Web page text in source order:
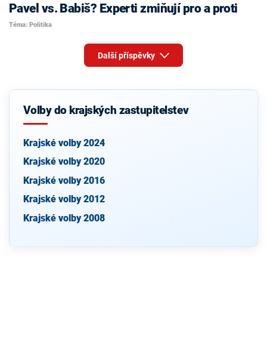
Pavel vs. Babiš? Experti zmiňují pro a proti
Téma: Politika
Další příspěvky
Volby do krajských zastupitelstev
Krajské volby 2024
Krajské volby 2020
Krajské volby 2016
Krajské volby 2012
Krajské volby 2008